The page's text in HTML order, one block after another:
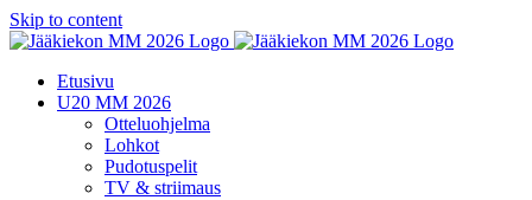
Skip to content
Etusivu
U20 MM 2026
Otteluohjelma
Lohkot
Pudotuspelit
TV & striimaus